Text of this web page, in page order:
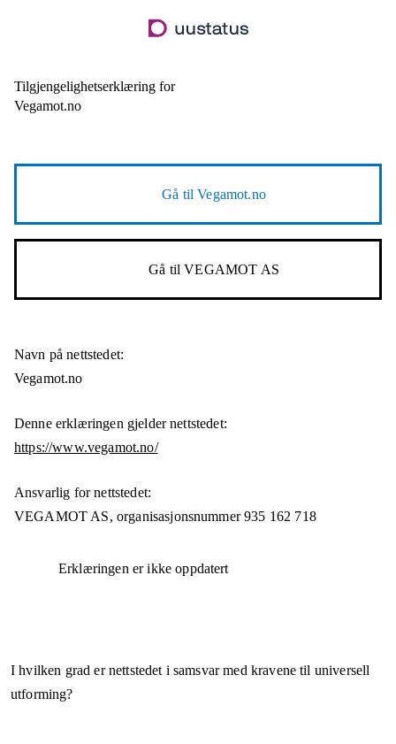
til
Tilgjengelighetserklæring for
Vegamot.no
Gå tilVegamot.no
Gå tilVEGAMOT AS
Navn på nettstedet:
Vegamot.no
Denne erklæringen gjelder nettstedet:
https://www.vegamot.no/
Ansvarlig for nettstedet:
VEGAMOT AS, organisasjonsnummer 935 162 718
Erklæringen er ikke oppdatert
I hvilken grad er nettstedet i samsvar med kravene til universell
utforming?